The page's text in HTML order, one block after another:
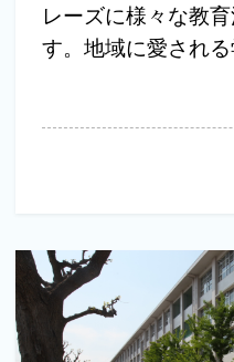
レーズに様々な教
す。地域に愛される